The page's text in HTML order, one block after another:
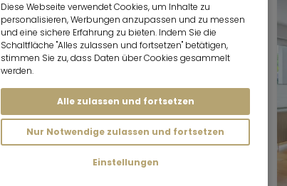
Diese Webseite verwendet Cookies, um Inhalte zu
personalisieren, Werbungen anzupassen und zu messen
und eine sichere Erfahrung zu bieten. Indem Sie die
Schaltfläche "Alles zulassen und fortsetzen" betätigen,
stimmen Sie zu, dass Daten über Cookies gesammelt
werden.
Alle zulassen und fortsetzen
Nur Notwendige zulassen und fortsetzen
Einstellungen